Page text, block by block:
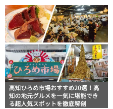
高知ひろめ市場おすすめ20選！高
知の地元グルメを一気に堪能でき
る超人気スポットを徹底解剖